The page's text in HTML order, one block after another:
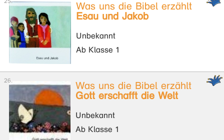
Was uns die Bibel erzählt
Esau und Jakob
Unbekannt
Ab Klasse 1
Was uns die Bibel erzählt
Gott erschafft die Welt
Unbekannt
Ab Klasse 1